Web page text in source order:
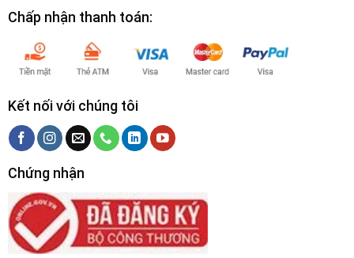
Chấp nhận thanh toán:
Kết nối với chúng tôi
Chứng nhận